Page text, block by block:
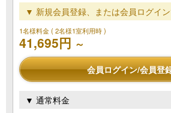
▼ 新規会員登録、または会員ログイ
1名様料金( 2名様1室利用時 )
41,695円 ～
会員ログイン/会員登
▼ 通常料金